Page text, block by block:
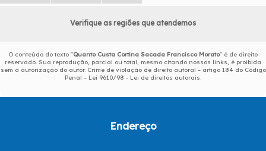
Verifique as regiões que atendemos
O conteúdo do texto "Quanto Custa Cortina Sacada Francisco Morato" é de direito
reservado. Sua reprodução, parcial ou total, mesmo citando nossos links, é proibida
sem a autorização do autor. Crime de violação de direito autoral – artigo 184 do Código
Penal – Lei 9610/98 - Lei de direitos autorais.
Endereço